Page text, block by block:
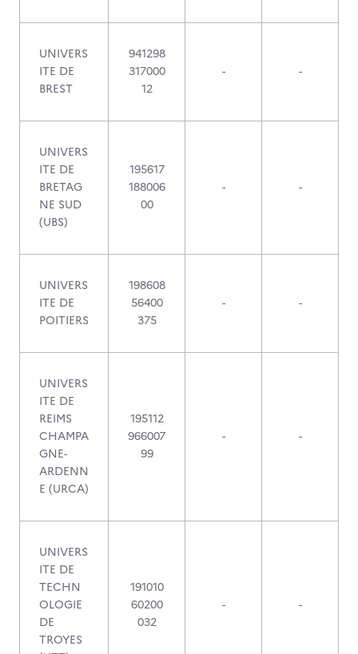
UNIVERS
ITE DE
BREST
941298
317000
12
- -
UNIVERS
ITE DE
BRETAG
NE SUD
(UBS)
195617
188006
00
- -
UNIVERS
ITE DE
POITIERS
198608
56400
375
- -
UNIVERS
ITE DE
REIMS
CHAMPA
GNE-
ARDENN
E (URCA)
195112
966007
99
- -
UNIVERS
ITE DE
TECHN
OLOGIE
DE
TROYES
191010
60200
032
- -